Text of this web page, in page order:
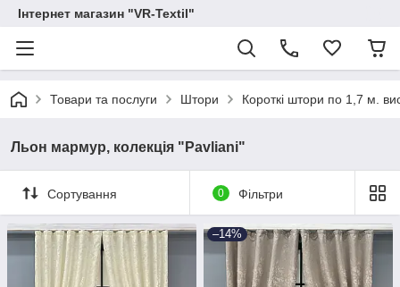
Інтернет магазин "VR-Textil"
Товари та послуги Штори Короткі штори по 1,7 м.
Льон мармур, колекція "Pavliani"
Сортування 0 Фільтри
–14%